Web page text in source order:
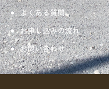
よくある質問
お申し込みの流れ
お問い合わせ